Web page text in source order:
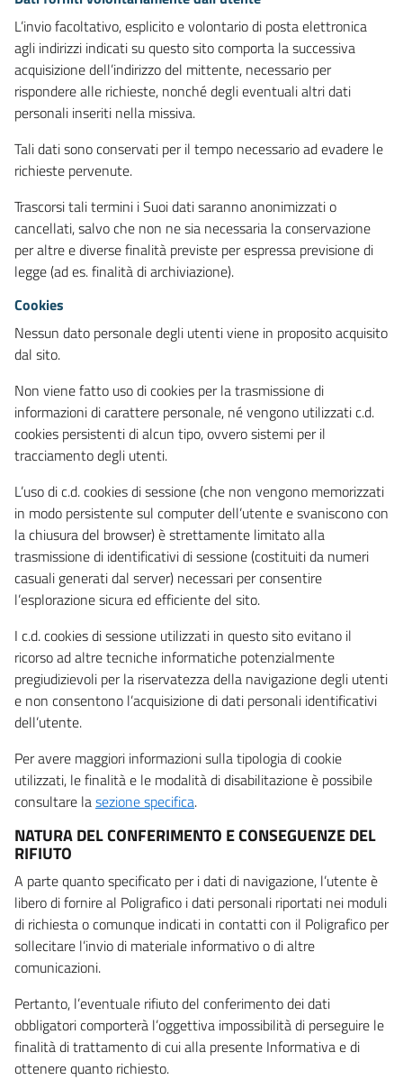
L’invio facoltativo, esplicito e volontario di posta elettronica
agli indirizzi indicati su questo sito comporta la successiva
acquisizione dell’indirizzo del mittente, necessario per
rispondere alle richieste, nonché degli eventuali altri dati
personali inseriti nella missiva.
Tali dati sono conservati per il tempo necessario ad evadere le
richieste pervenute.
Trascorsi tali termini i Suoi dati saranno anonimizzati o
cancellati, salvo che non ne sia necessaria la conservazione
per altre e diverse finalità previste per espressa previsione di
legge (ad es. finalità di archiviazione).
Cookies
Nessun dato personale degli utenti viene in proposito acquisito
dal sito.
Non viene fatto uso di cookies per la trasmissione di
informazioni di carattere personale, né vengono utilizzati c.d.
cookies persistenti di alcun tipo, ovvero sistemi per il
tracciamento degli utenti.
L’uso di c.d. cookies di sessione (che non vengono memorizzati
in modo persistente sul computer dell’utente e svaniscono con
la chiusura del browser) è strettamente limitato alla
trasmissione di identificativi di sessione (costituiti da numeri
casuali generati dal server) necessari per consentire
l’esplorazione sicura ed efficiente del sito.
I c.d. cookies di sessione utilizzati in questo sito evitano il
ricorso ad altre tecniche informatiche potenzialmente
pregiudizievoli per la riservatezza della navigazione degli utenti
e non consentono l’acquisizione di dati personali identificativi
dell’utente.
Per avere maggiori informazioni sulla tipologia di cookie
utilizzati, le finalità e le modalità di disabilitazione è possibile
consultare lasezione specifica.
NATURA DEL CONFERIMENTO E CONSEGUENZE DEL
RIFIUTO
A parte quanto specificato per i dati di navigazione, l’utente è
libero di fornire al Poligrafico i dati personali riportati nei moduli
di richiesta o comunque indicati in contatti con il Poligrafico per
sollecitare l’invio di materiale informativo o di altre
comunicazioni.
Pertanto, l’eventuale rifiuto del conferimento dei dati
obbligatori comporterà l’oggettiva impossibilità di perseguire le
finalità di trattamento di cui alla presente Informativa e di
ottenere quanto richiesto.